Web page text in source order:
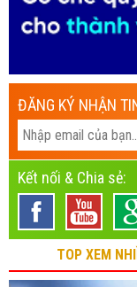
ĐĂNG KÝ NHẬN
Kết nối & Chia sẻ:
TOP XEM